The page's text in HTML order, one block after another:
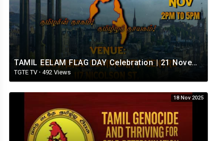
TAMIL EELAM FLAG DAY Celebration | 21 November 2025 | London
TGTE TV · 492 Views
18 Nov 2025